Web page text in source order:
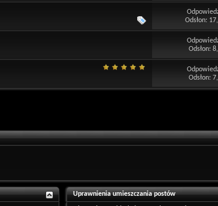
Odsłon:
Odsłon:
Odsłon:
Uprawnienia umieszczania postów